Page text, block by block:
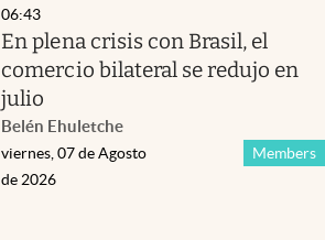
06:43
En plena crisis con Brasil, el
comercio bilateral se redujo en
julio
Belén Ehuletche
Members
viernes, 07 de Agosto
de 2026